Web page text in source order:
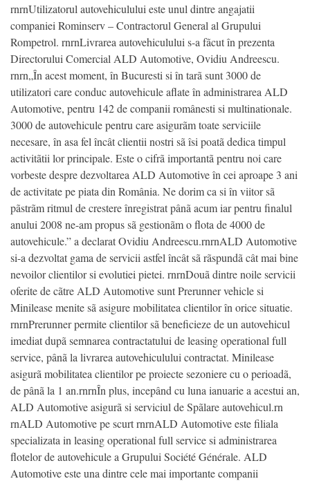
rnrnUtilizatorul autovehiculului este unul dintre angajatii
companiei Rominserv – Contractorul General al Grupului
Rompetrol. rnrnLivrarea autovehiculului s-a fãcut în prezenta
Directorului Comercial ALD Automotive, Ovidiu Andreescu.
rnrn„În acest moment, în Bucuresti si în tarã sunt 3000 de
utilizatori care conduc autovehicule aflate în administrarea ALD
Automotive, pentru 142 de companii românesti si multinationale.
3000 de autovehicule pentru care asigurãm toate serviciile
necesare, în asa fel încât clientii nostri sã îsi poatã dedica timpul
activitãtii lor principale. Este o cifrã importantã pentru noi care
vorbeste despre dezvoltarea ALD Automotive în cei aproape 3 ani
de activitate pe piata din România. Ne dorim ca si în viitor sã
pãstrãm ritmul de crestere înregistrat pânã acum iar pentru finalul
anului 2008 ne-am propus sã gestionãm o flota de 4000 de
autovehicule.” a declarat Ovidiu Andreescu.rnrnALD Automotive
si-a dezvoltat gama de servicii astfel încât sã rãspundã cât mai bine
nevoilor clientilor si evolutiei pietei. rnrnDouã dintre noile servicii
oferite de cãtre ALD Automotive sunt Prerunner vehicle si
Minilease menite sã asigure mobilitatea clientilor în orice situatie.
rnrnPrerunner permite clientilor sã beneficieze de un autovehicul
imediat dupã semnarea contractatului de leasing operational full
service, pânã la livrarea autovehiculului contractat. Minilease
asigurã mobilitatea clientilor pe proiecte sezoniere cu o perioadã,
de pânã la 1 an.rnrnÎn plus, incepând cu luna ianuarie a acestui an,
ALD Automotive asigurã si serviciul de Spãlare autovehicul.rn
rnALD Automotive pe scurt rnrnALD Automotive este filiala
specializata in leasing operational full service si administrarea
flotelor de autovehicule a Grupului Société Générale. ALD
Automotive este una dintre cele mai importante companii